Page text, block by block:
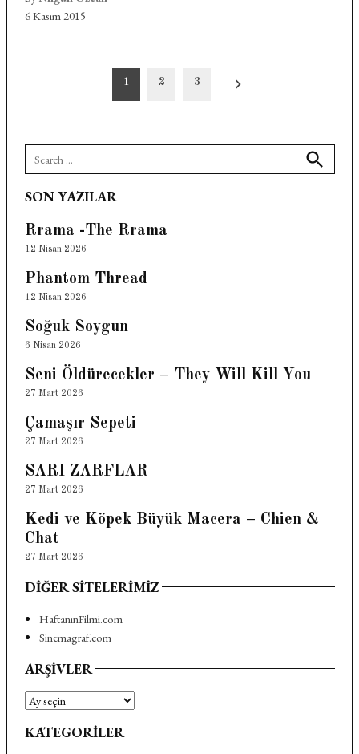
6 Kasım 2015
sayfalandırması
1 2 3
for:
Search
SON YAZILAR
Rrama -The Rrama
12 Nisan 2026
Phantom Thread
12 Nisan 2026
Soğuk Soygun
6 Nisan 2026
Seni Öldürecekler – They Will Kill You
27 Mart 2026
Çamaşır Sepeti
27 Mart 2026
SARI ZARFLAR
27 Mart 2026
Kedi ve Köpek Büyük Macera – Chien &
Chat
27 Mart 2026
DIĞER SITELERIMIZ
HaftanınFilmi.com
Sinemagraf.com
ARŞIVLER
Arşivler
KATEGORILER